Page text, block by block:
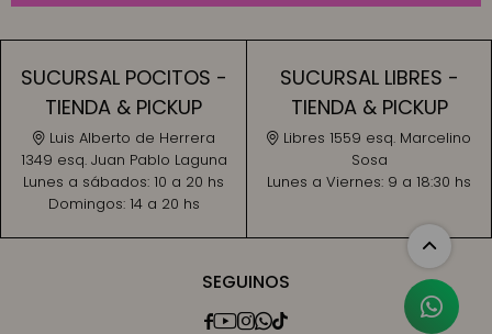
SEGUINOS

SUCURSAL POCITOS -
TIENDA & PICKUP
Luis Alberto de Herrera
1349 esq. Juan Pablo Laguna
Lunes a sábados: 10 a 20 hs
Domingos: 14 a 20 hs
SUCURSAL LIBRES -
TIENDA & PICKUP
Libres 1559 esq. Marcelino
Sosa
Lunes a Viernes: 9 a 18:30 hs